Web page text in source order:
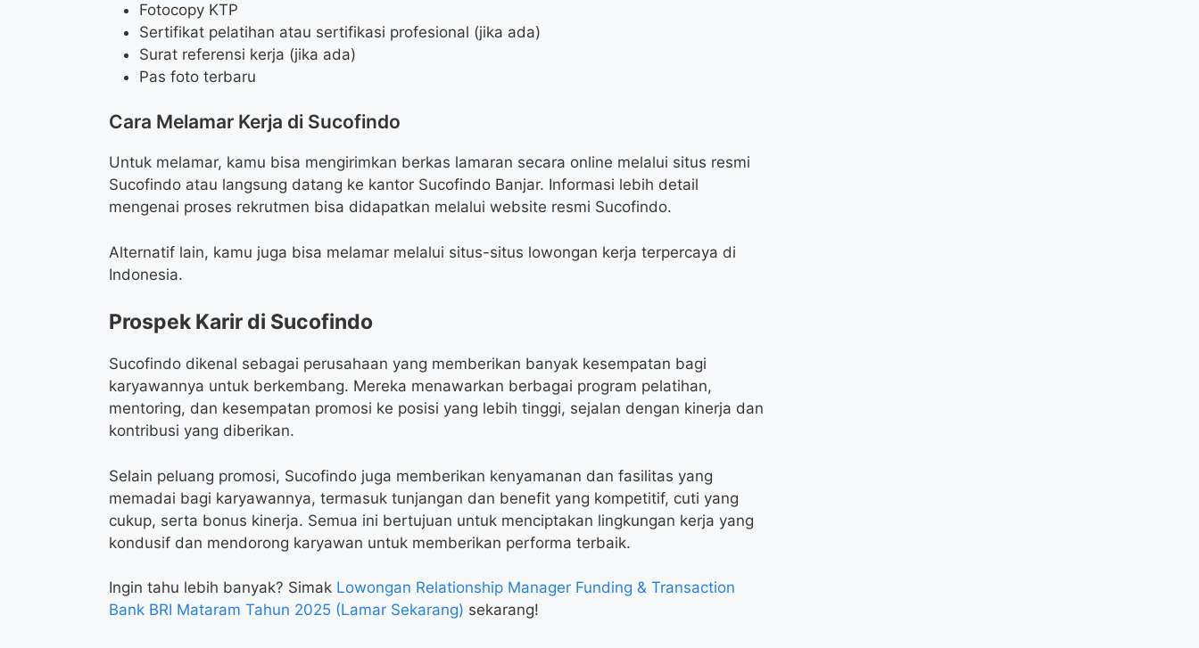
Fotocopy KTP
Sertifikat pelatihan atau sertifikasi profesional (jika ada)
Surat referensi kerja (jika ada)
Pas foto terbaru
Cara Melamar Kerja di Sucofindo
Untuk melamar, kamu bisa mengirimkan berkas lamaran secara online melalui situs resmi
Sucofindo atau langsung datang ke kantor Sucofindo Banjar. Informasi lebih detail
mengenai proses rekrutmen bisa didapatkan melalui website resmi Sucofindo.
Alternatif lain, kamu juga bisa melamar melalui situs-situs lowongan kerja terpercaya di
Indonesia.
Prospek Karir di Sucofindo
Sucofindo dikenal sebagai perusahaan yang memberikan banyak kesempatan bagi
karyawannya untuk berkembang. Mereka menawarkan berbagai program pelatihan,
mentoring, dan kesempatan promosi ke posisi yang lebih tinggi, sejalan dengan kinerja dan
kontribusi yang diberikan.
Selain peluang promosi, Sucofindo juga memberikan kenyamanan dan fasilitas yang
memadai bagi karyawannya, termasuk tunjangan dan benefit yang kompetitif, cuti yang
cukup, serta bonus kinerja. Semua ini bertujuan untuk menciptakan lingkungan kerja yang
kondusif dan mendorong karyawan untuk memberikan performa terbaik.
Ingin tahu lebih banyak? Simak Lowongan Relationship Manager Funding & Transaction
Bank BRI Mataram Tahun 2025 (Lamar Sekarang) sekarang!